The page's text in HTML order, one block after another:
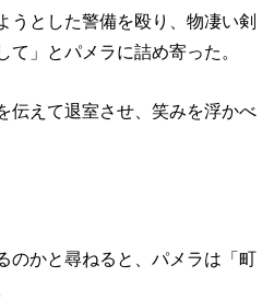
うとした警備を殴り、物凄い剣
」とパメラに詰め寄った。
伝えて退室させ、笑みを浮かべ
のかと尋ねると、パメラは「町